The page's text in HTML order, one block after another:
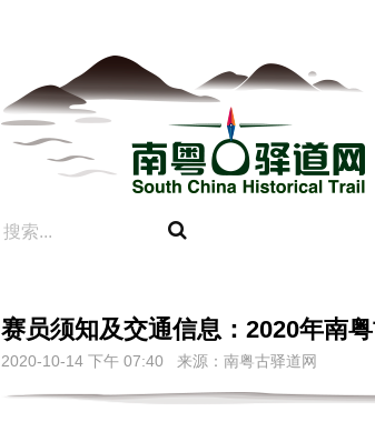
赛员须知及交通信息：2020年南
2020-10-14 下午 07:40 来源：南粤古驿道网